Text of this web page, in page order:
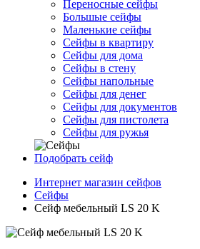
Переносные сейфы
Большые сейфы
Маленькие сейфы
Сейфы в квартиру
Сейфы для дома
Сейфы в стену
Сейфы напольные
Сейфы для денег
Сейфы для документов
Сейфы для пистолета
Сейфы для ружья
Подобрать сейф
Интернет магазин сейфов
Сейфы
Сейф мебельный LS 20 K